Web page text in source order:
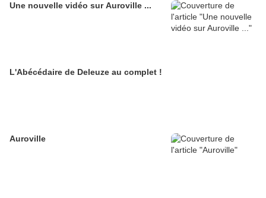
Une nouvelle vidéo sur Auroville ...
L'Abécédaire de Deleuze au complet !
Auroville